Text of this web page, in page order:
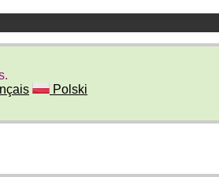
Polski